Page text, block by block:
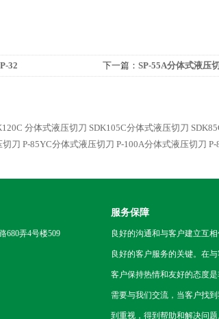
32 下一篇： SP-55A分体式液压
分体式液压切刀 SDK105C分体式液压切刀
切刀 P-85YC分体式液压切刀 P-100A分体式液压切刀
680弄4号楼509
服务保障
良好的沟通和与客户建立互
良好的客户服务的关键。在
客户保持热情和友好的态度
需要与我们交流，当客户找
到重视，得到帮助和解决问